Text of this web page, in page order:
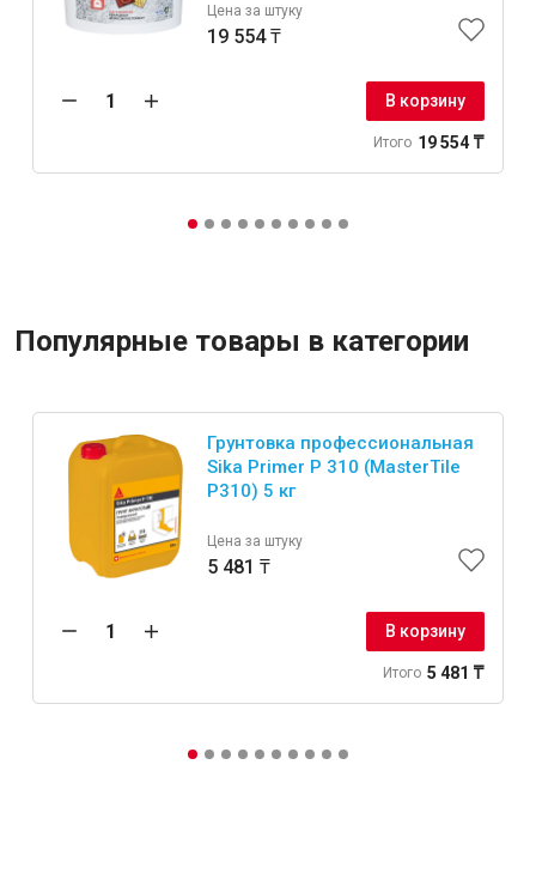
Цена за штуку
19 554 ₸
В корзину
Итого 19 554 ₸
Популярные товары в категории
Грунтовка профессиональная
Sika Primer P 310 (MasterTile
P310) 5 кг
Цена за штуку
5 481 ₸
В корзину
Итого 5 481 ₸